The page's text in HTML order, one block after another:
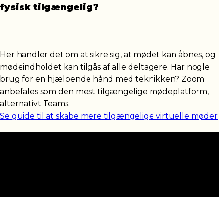
fysisk tilgængelig?
Her handler det om at sikre sig, at mødet kan åbnes, og
mødeindholdet kan tilgås af alle deltagere. Har nogle
brug for en hjælpende hånd med teknikken? Zoom
anbefales som den mest tilgængelige mødeplatform,
alternativt Teams.
Se guide til at skabe mere tilgængelige virtuelle møder